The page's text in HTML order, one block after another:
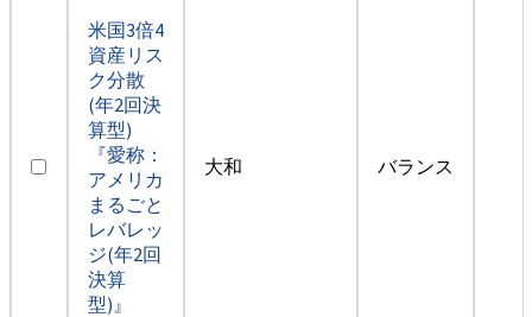
米国3倍4
資産リス
ク分散
(年2回決
算型)
『愛称：
アメリカ
まるごと
レバレッ
ジ(年2回
決算
型)』
大和 バランス